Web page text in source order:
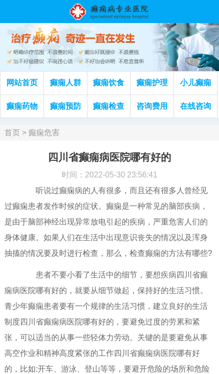
网站首页 癫痫人群 癫痫饮食 癫痫护理 小儿癫痫
癫痫药物 癫痫预防 癫痫检查 咨询费用 在线咨询
首页> 癫痫危害
四川省癫痫病医院哪有好的
时间：2022-05-30 23:56:41
听说过癫痫病的人有很多，而且还有很多人曾经见
过癫痫患者发作时候的症状。癫痫是一种常见的脑部疾病，
是由于脑部神经出现异常放电引起的疾病，严重危害人们的
身体健康。如果人们在生活中出现意识丧失的情况以及浑身
抽搐的情况要及时进行检查，那么，检查癫痫的方法有哪些?
患者不要小看了生活中的细节，要想疾病四川省癫
痫病医院哪有好的，就要从细节做起，保持好的生活习惯。
青少年癫痫患者要有一个规律的生活习惯，建立良好的生活
制度四川省癫痫病医院哪有好的，要避免过度的劳累和紧
张，可以适当的从事一些轻体力劳动。关键的是要避免从事
高空作业和精神高度紧张的工作四川省癫痫病医院哪有好
的，比如:开车、游泳、登山等等，要避开危险的场所和危险